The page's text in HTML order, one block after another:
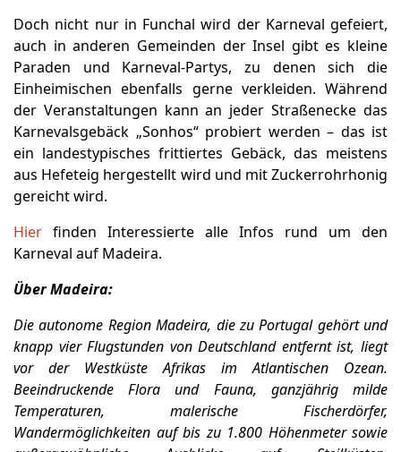
Doch nicht nur in Funchal wird der Karneval gefeiert,
auch in anderen Gemeinden der Insel gibt es kleine
Paraden und Karneval-Partys, zu denen sich die
Einheimischen ebenfalls gerne verkleiden. Während
der Veranstaltungen kann an jeder Straßenecke das
Karnevalsgebäck „Sonhos“ probiert werden – das ist
ein landestypisches frittiertes Gebäck, das meistens
aus Hefeteig hergestellt wird und mit Zuckerrohrhonig
gereicht wird.
Hier finden Interessierte alle Infos rund um den
Karneval auf Madeira.
Über Madeira:
Die autonome Region Madeira, die zu Portugal gehört und
knapp vier Flugstunden von Deutschland entfernt ist, liegt
vor der Westküste Afrikas im Atlantischen Ozean.
Beeindruckende Flora und Fauna, ganzjährig milde
Temperaturen, malerische Fischerdörfer,
Wandermöglichkeiten auf bis zu 1.800 Höhenmeter sowie